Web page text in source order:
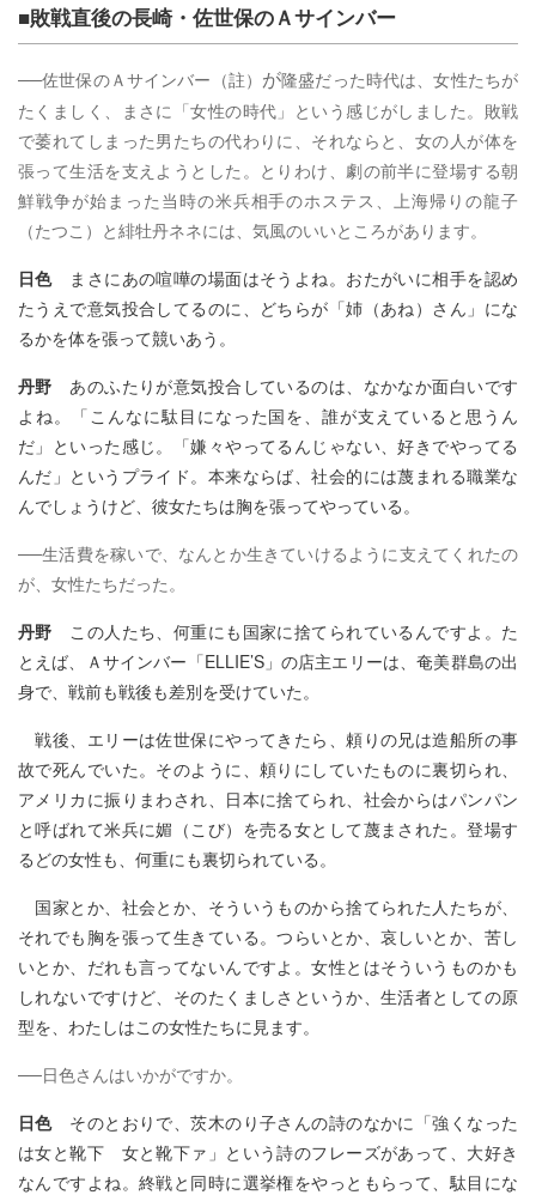
■敗戦直後の長崎・佐世保のＡサインバー
──佐世保のＡサインバー （註） が隆盛だった時代は、女性たちが
たくましく、まさに「女性の時代」という感じがしました。敗戦
で萎れてしまった男たちの代わりに、それならと、女の人が体を
張って生活を支えようとした。とりわけ、劇の前半に登場する朝
鮮戦争が始まった当時の米兵相手のホステス、上海帰りの龍子
（たつこ）と緋牡丹ネネには、気風のいいところがあります。
日色まさにあの喧嘩の場面はそうよね。おたがいに相手を認め
たうえで意気投合してるのに、どちらが「姉（あね）さん」にな
るかを体を張って競いあう。
丹野 あのふたりが意気投合しているのは、なかなか面白いです
よね。「こんなに駄目になった国を、誰が支えていると思うん
だ」といった感じ。「嫌々やってるんじゃない、好きでやってる
んだ」というプライド。本来ならば、社会的には蔑まれる職業な
んでしょうけど、彼女たちは胸を張ってやっている。
──生活費を稼いで、なんとか生きていけるように支えてくれたの
が、女性たちだった。
丹野 この人たち、何重にも国家に捨てられているんですよ。た
とえば、Ａサインバー「ELLIE’S」の店主エリーは、奄美群島の出
身で、戦前も戦後も差別を受けていた。
戦後、エリーは佐世保にやってきたら、頼りの兄は造船所の事
故で死んでいた。そのように、頼りにしていたものに裏切られ、
アメリカに振りまわされ、日本に捨てられ、社会からはパンパン
と呼ばれて米兵に媚（こび）を売る女として蔑まされた。登場す
るどの女性も、何重にも裏切られている。
国家とか、社会とか、そういうものから捨てられた人たちが、
それでも胸を張って生きている。つらいとか、哀しいとか、苦し
いとか、だれも言ってないんですよ。女性とはそういうものかも
しれないですけど、そのたくましさというか、生活者としての原
型を、わたしはこの女性たちに見ます。
──日色さんはいかがですか。
日色そのとおりで、茨木のり子さんの詩のなかに「強くなった
は女と靴下 女と靴下ァ」という詩のフレーズがあって、大好き
なんですよね。終戦と同時に選挙権をやっともらって、駄目にな